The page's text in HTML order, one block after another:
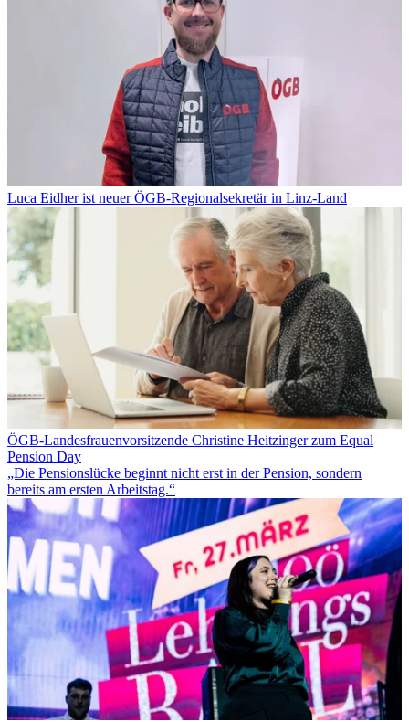
Luca Eidher ist neuer ÖGB-Regionalsekretär in Linz-Land
ÖGB-Landesfrauenvorsitzende Christine Heitzinger zum Equal
Pension Day
„Die Pensionslücke beginnt nicht erst in der Pension, sondern
bereits am ersten Arbeitstag.“